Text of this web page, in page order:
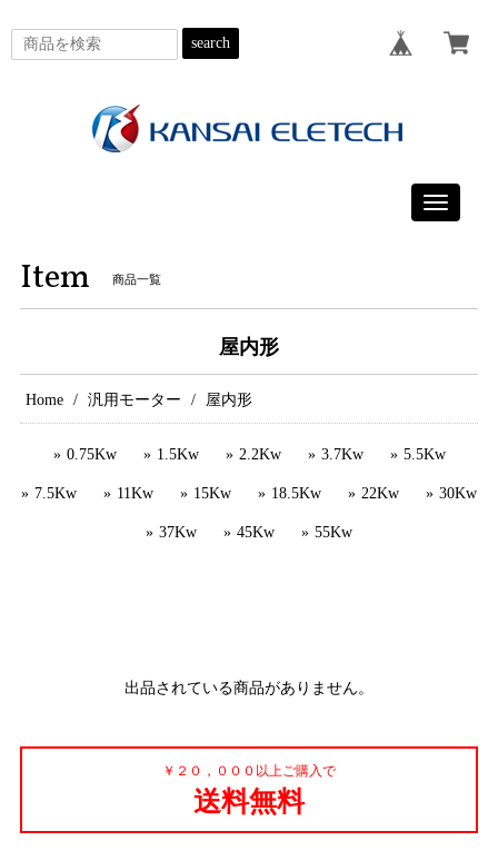
search
Toggle
Item 商品一覧
屋内形
Home 汎用モーター 屋内形
0.75Kw 1.5Kw 2.2Kw 3.7Kw 5.5Kw
7.5Kw 11Kw 15Kw 18.5Kw 22Kw 30Kw
37Kw 45Kw 55Kw
出品されている商品がありません。
￥２０，０００以上ご購入で
送料無料